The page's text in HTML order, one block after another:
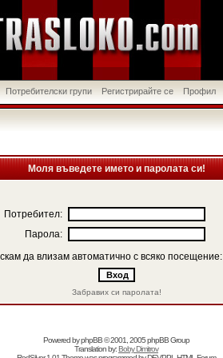
Потребителски групи Регистрирайте се Профил
Моля въведете името и паролата си!
Потребител:
Парола:
да влизам автоматично с всяко посещение:
Забравих си паролата!
Powered byphpBB© 2001, 2005 phpBB Group
Translation by:Boby Dimitrov